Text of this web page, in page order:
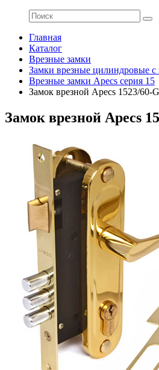
Главная
Каталог
Врезные замки
Замки врезные цилиндровые с
Врезные замки Apecs серия 15
Замок врезной Apecs 1523/60-G
Замок врезной Apecs